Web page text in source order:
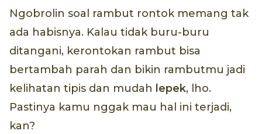
Ngobrolin soal rambut rontok memang tak
ada habisnya. Kalau tidak buru-buru
ditangani, kerontokan rambut bisa
bertambah parah dan bikin rambutmu jadi
kelihatan tipis dan mudah lepek, lho.
Pastinya kamu nggak mau hal ini terjadi,
kan?